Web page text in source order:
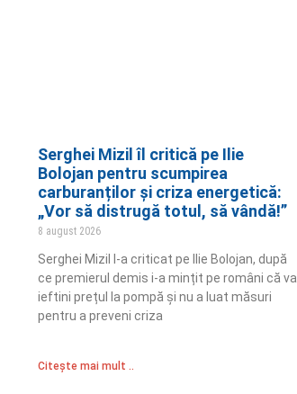
Serghei Mizil îl critică pe Ilie
Bolojan pentru scumpirea
carburanților și criza energetică:
„Vor să distrugă totul, să vândă!”
8 august 2026
Serghei Mizil l-a criticat pe Ilie Bolojan, după
ce premierul demis i-a mințit pe români că va
ieftini prețul la pompă și nu a luat măsuri
pentru a preveni criza
Citește mai mult ..